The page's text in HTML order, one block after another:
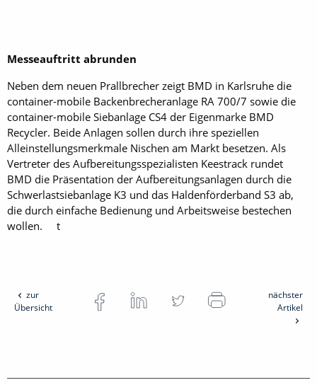
Messeauftritt abrunden
Neben dem neuen Prallbrecher zeigt BMD in Karlsruhe die
container-mobile Backenbrecheranlage RA 700/7 sowie die
container-mobile Siebanlage CS4 der Eigenmarke BMD
Recycler. Beide Anlagen sollen durch ihre speziellen
Alleinstellungsmerkmale Nischen am Markt besetzen. Als
Vertreter des Aufbereitungsspezialisten Keestrack rundet
BMD die Präsentation der Aufbereitungsanlagen durch die
Schwerlastsiebanlage K3 und das Haldenförderband S3 ab,
die durch einfache Bedienung und Arbeitsweise bestechen
wollen. t
zur
Übersicht
nächster
Artikel